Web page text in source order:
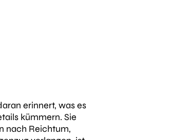
erinnert, was es
kümmern. Sie
nach Reichtum,